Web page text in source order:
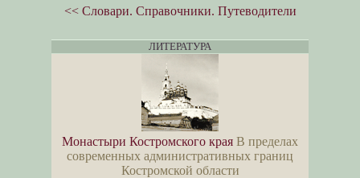
<< Словари. Справочники. Путеводители
ЛИТЕРАТУРА
Монастыри Костромского края В пределах
современных административных границ
Костромской области